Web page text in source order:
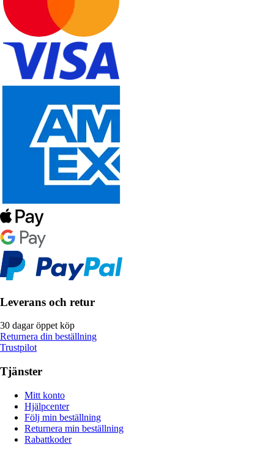
Leverans och retur
30 dagar öppet köp
Returnera din beställning
Trustpilot
Tjänster
Mitt konto
Hjälpcenter
Följ min beställning
Returnera min beställning
Rabattkoder